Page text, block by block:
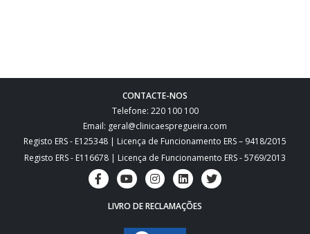
CONTACTE-NOS
Telefone: 220 100 100
Email: geral@clinicaespregueira.com
Registo ERS - E125348 | Licença de Funcionamento ERS – 9418/2015
Registo ERS - E116678 | Licença de Funcionamento ERS - 5769/2013
LIVRO DE RECLAMAÇÕES